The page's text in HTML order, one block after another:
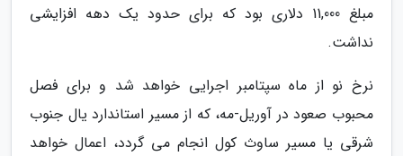
مبلغ 11,000 دلاری بود که برای حدود یک دهه افزایشی
نداشت.
نرخ نو از ماه سپتامبر اجرایی خواهد شد و برای فصل
محبوب صعود در آوریل-مه، که از مسیر استاندارد یال جنوب
شرقی یا مسیر ساوث کول انجام می گردد، اعمال خواهد